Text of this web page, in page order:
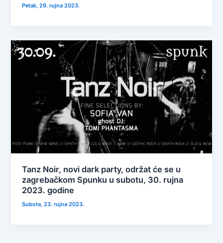
Petak, 29. rujna 2023.
Tanz Noir, novi dark party, održat će se u
zagrebačkom Spunku u subotu, 30. rujna
2023. godine
Subota, 23. rujna 2023.